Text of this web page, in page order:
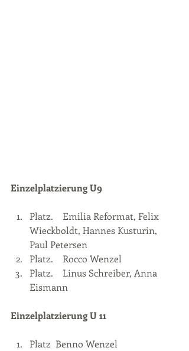
Einzelplatzierung U9
Platz.    Emilia Reformat, Felix
Wieckboldt, Hannes Kusturin,
Paul Petersen
Platz.    Rocco Wenzel
Platz.    Linus Schreiber, Anna
Eismann
Einzelplatzierung U 11
Platz  Benno Wenzel